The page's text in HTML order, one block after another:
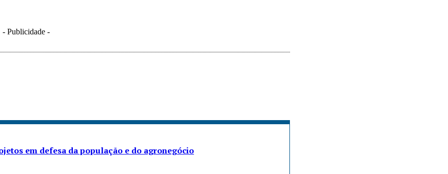
- Publicidade -
em defesa da população e do agronegócio